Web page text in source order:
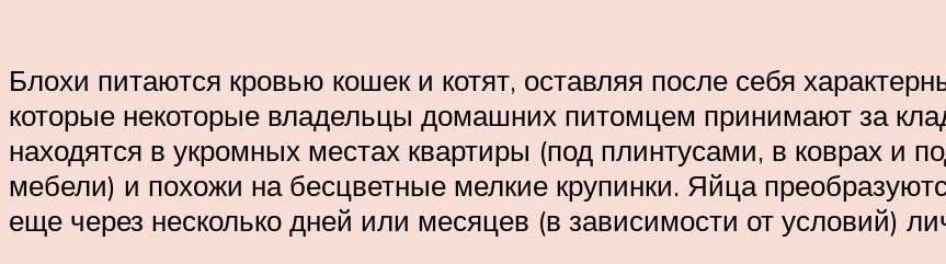
Блохи питаются кровью кошек и котят, оставляя после себя
которые некоторые владельцы домашних питомцем принимают за
находятся в укромных местах квартиры (под плинтусами, в коврах и
мебели) и похожи на бесцветные мелкие крупинки. Яйца
еще через несколько дней или месяцев (в зависимости от условий)